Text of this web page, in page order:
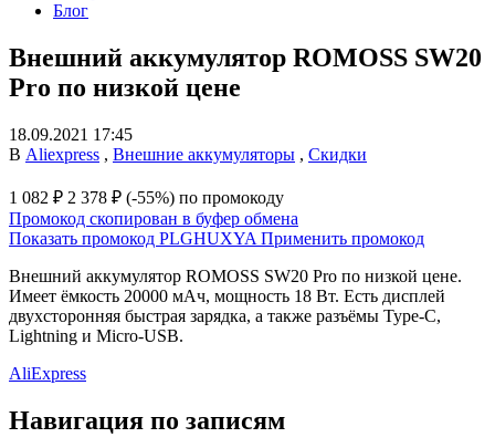
Блог
Внешний аккумулятор ROMOSS SW20
Pro по низкой цене
18.09.2021 17:45
В Aliexpress , Внешние аккумуляторы , Скидки
1 082 ₽ 2 378 ₽ (-55%) по промокоду
Промокод скопирован в буфер обмена
Показать промокод PLGHUXYA Применить промокод
Внешний аккумулятор ROMOSS SW20 Pro по низкой цене.
Имеет ёмкость 20000 мАч, мощность 18 Вт. Есть дисплей
двухсторонняя быстрая зарядка, а также разъёмы Type-C,
Lightning и Micro-USB.
AliExpress
Навигация по записям